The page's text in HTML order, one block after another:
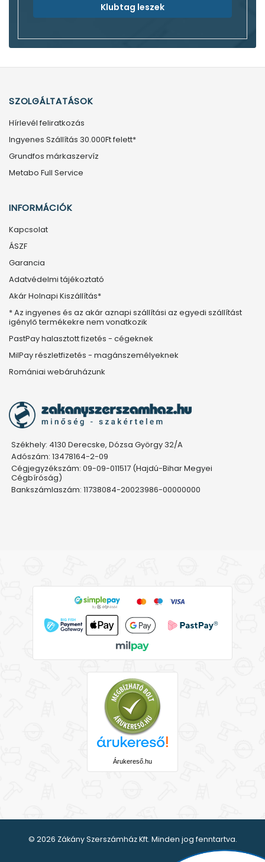
Klubtag leszek
SZOLGÁLTATÁSOK
Hírlevél feliratkozás
Ingyenes Szállítás 30.000Ft felett*
Grundfos márkaszervíz
Metabo Full Service
INFORMÁCIÓK
Kapcsolat
ÁSZF
Garancia
Adatvédelmi tájékoztató
Akár Holnapi Kiszállítás*
* Az ingyenes és az akár aznapi szállítási az egyedi szállítást
igénylő termékekre nem vonatkozik
PastPay halasztott fizetés - cégeknek
MilPay részletfizetés - magánszemélyeknek
Romániai webáruházunk
Székhely: 4130 Derecske, Dózsa György 32/A
Adószám: 13478164-2-09
Cégjegyzékszám: 09-09-011517 (Hajdú-Bihar Megyei
Cégbíróság)
Bankszámlaszám: 11738084-20023986-00000000
Árukereső.hu
© 2026 Zákány Szerszámház Kft. Minden jog fenntartva.